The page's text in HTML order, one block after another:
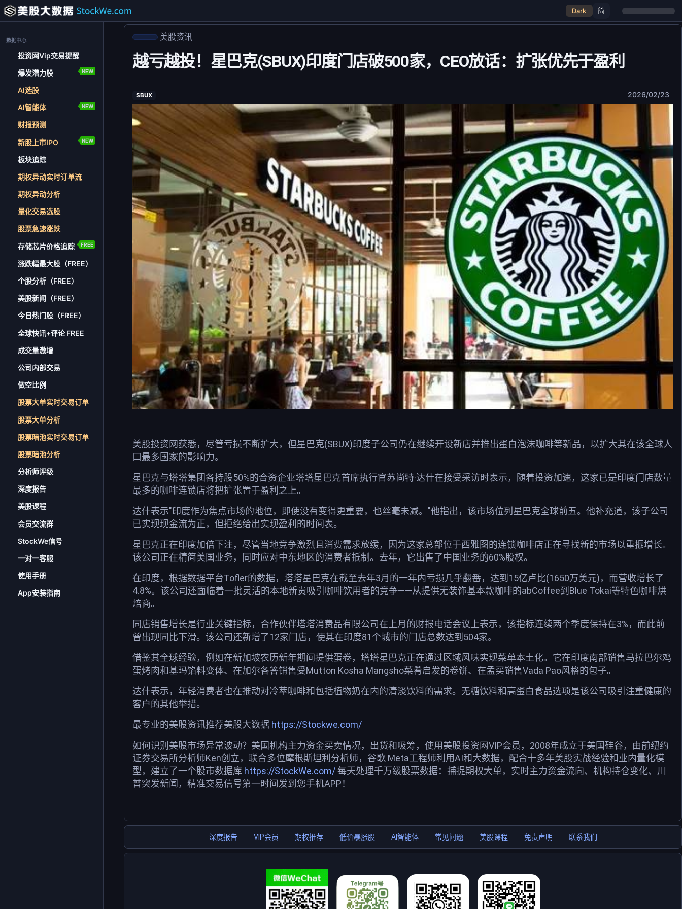
数据中心
投资网Vip交易提醒
爆发潜力股 NEW
AI选股
AI智能体 NEW
财报预测
新股上市IPO NEW
板块追踪
期权异动实时订单流
期权异动分析
量化交易选股
股票急速涨跌
存储芯片价格追踪 FREE
涨跌幅最大股（FREE）
个股分析（FREE）
美股新闻（FREE）
今日热门股（FREE）
全球快讯+评论 FREE
成交量激增
公司内部交易
做空比例
股票大单实时交易订单
股票大单分析
股票暗池实时交易订单
股票暗池分析
分析师评级
深度报告
美股课程
会员交流群
StockWe信号
一对一客服
使用手册
App安装指南
Dark 简
美股资讯
越亏越投！星巴克(SBUX)印度门店破500家，CEO放话：扩张优先于盈利
SBUX 2026/02/23
美股投资网获悉，尽管亏损不断扩大，但星巴克(SBUX)印度子公司仍在继续开设新店并推出蛋白泡沫咖啡等新品，以扩大其在该全球人
口最多国家的影响力。
星巴克与塔塔集团各持股50%的合资企业塔塔星巴克首席执行官苏尚特·达什在接受采访时表示，随着投资加速，这家已是印度门店数量
最多的咖啡连锁店将把扩张置于盈利之上。
达什表示"印度作为焦点市场的地位，即使没有变得更重要，也丝毫未减。"他指出，该市场位列星巴克全球前五。他补充道，该子公司
已实现现金流为正，但拒绝给出实现盈利的时间表。
星巴克正在印度加倍下注，尽管当地竞争激烈且消费需求放缓，因为这家总部位于西雅图的连锁咖啡店正在寻找新的市场以重振增长。
该公司正在精简美国业务，同时应对中东地区的消费者抵制。去年，它出售了中国业务的60%股权。
在印度，根据数据平台Tofler的数据，塔塔星巴克在截至去年3月的一年内亏损几乎翻番，达到15亿卢比(1650万美元)，而营收增长了
4.8%。该公司还面临着一批灵活的本地新贵吸引咖啡饮用者的竞争——从提供无装饰基本款咖啡的abCoffee到Blue Tokai等特色咖啡烘
焙商。
同店销售增长是行业关键指标，合作伙伴塔塔消费品有限公司在上月的财报电话会议上表示，该指标连续两个季度保持在3%，而此前
曾出现同比下滑。该公司还新增了12家门店，使其在印度81个城市的门店总数达到504家。
借鉴其全球经验，例如在新加坡农历新年期间提供蛋卷，塔塔星巴克正在通过区域风味实现菜单本土化。它在印度南部销售马拉巴尔鸡
蛋烤肉和基玛馅料变体、在加尔各答销售受Mutton Kosha Mangsho菜肴启发的卷饼、在孟买销售Vada Pao风格的包子。
达什表示，年轻消费者也在推动对冷萃咖啡和包括植物奶在内的清淡饮料的需求。无糖饮料和高蛋白食品选项是该公司吸引注重健康的
客户的其他举措。
最专业的美股资讯推荐美股大数据 https://Stockwe.com/
如何识别美股市场异常波动？美国机构主力资金买卖情况，出货和吸筹，使用美股投资网VIP会员，2008年成立于美国硅谷，由前纽约
证券交易所分析师Ken创立，联合多位摩根斯坦利分析师，谷歌 Meta工程师利用AI和大数据，配合十多年美股实战经验和业内量化模
型，建立了一个股市数据库 https://StockWe.com/每天处理千万级股票数据：捕捉期权大单，实时主力资金流向、机构持仓变化、川
普突发新闻，精准交易信号第一时间发到您手机APP！
深度报告 VIP会员 期权推荐 低价暴涨股 AI智能体 常见问题 美股课程 免责声明 联系我们